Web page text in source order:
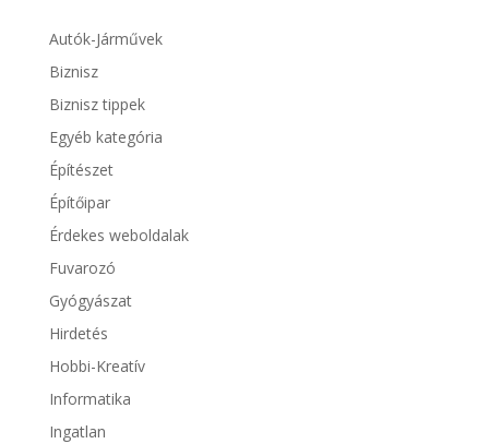
Autók-Járművek
Biznisz
Biznisz tippek
Egyéb kategória
Építészet
Építőipar
Érdekes weboldalak
Fuvarozó
Gyógyászat
Hirdetés
Hobbi-Kreatív
Informatika
Ingatlan